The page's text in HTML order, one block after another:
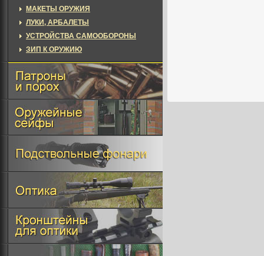
МАКЕТЫ ОРУЖИЯ
ЛУКИ, АРБАЛЕТЫ
УСТРОЙСТВА САМООБОРОНЫ
ЗИП К ОРУЖИЮ